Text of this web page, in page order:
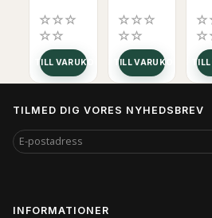
LÄGG TILL VARUKORGENLÄGG TILL VARUKORGEN
LÄGG TILL
TILMED DIG VORES NYHEDSBREV
E-
POSTADRESS
INFORMATIONER